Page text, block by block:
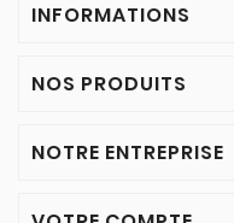
INFORMATIONS
NOS PRODUITS
NOTRE ENTREPRISE